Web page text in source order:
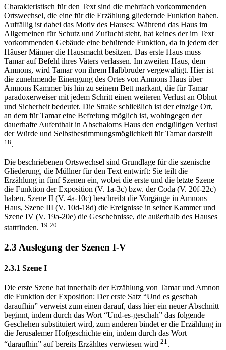
Charakteristisch für den Text sind die mehrfach vorkommenden
Ortswechsel, die eine für die Erzählung gliedernde Funktion haben.
Auffällig ist dabei das Motiv des Hauses: Während das Haus im
Allgemeinen für Schutz und Zuflucht steht, hat keines der im Text
vorkommenden Gebäude eine behütende Funktion, da in jedem der
Häuser Männer die Hausmacht besitzen. Das erste Haus muss
Tamar auf Befehl ihres Vaters verlassen. Im zweiten Haus, dem
Amnons, wird Tamar von ihrem Halbbruder vergewaltigt. Hier ist
die zunehmende Einengung des Ortes von Amnons Haus über
Amnons Kammer bis hin zu seinem Bett markant, die für Tamar
paradoxerweiser mit jedem Schritt einen weiteren Verlust an Obhut
und Sicherheit bedeutet. Die Straße schließlich ist der einzige Ort,
an dem für Tamar eine Befreiung möglich ist, wohingegen der
dauerhafte Aufenthalt in Abschaloms Haus den endgültigen Verlust
der Würde und Selbstbestimmungsmöglichkeit für Tamar darstellt
18.
Die beschriebenen Ortswechsel sind Grundlage für die szenische
Gliederung, die Müllner für den Text entwirft: Sie teilt die
Erzählung in fünf Szenen ein, wobei die erste und die letzte Szene
die Funktion der Exposition (V. 1a-3c) bzw. der Coda (V. 20f-22c)
haben. Szene II (V. 4a-10c) beschreibt die Vorgänge in Amnons
Haus, Szene III (V. 10d-18d) die Ereignisse in seiner Kammer und
Szene IV (V. 19a-20e) die Geschehnisse, die außerhalb des Hauses
stattfinden. 19 20
2.3 Auslegung der Szenen I-V
2.3.1 Szene I
Die erste Szene hat innerhalb der Erzählung von Tamar und Amnon
die Funktion der Exposition: Der erste Satz “Und es geschah
daraufhin” verweist zum einen darauf, dass hier ein neuer Abschnitt
beginnt, indem durch das Wort “Und-es-geschah” das folgende
Geschehen substituiert wird, zum anderen bindet er die Erzählung in
die Jerusalemer Hofgeschichte ein, indem durch das Wort
“daraufhin” auf bereits Erzähltes verwiesen wird 21.